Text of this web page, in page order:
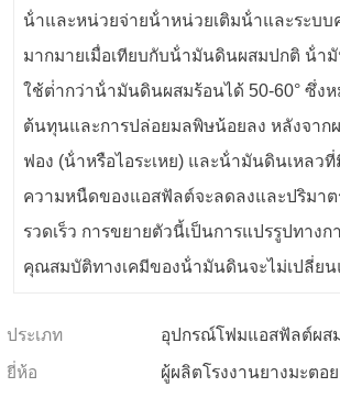
น้ําและหน่วยจ่ายน้ําหน่วยเติมน้ําและระบ
มากมายเมื่อเทียบกับน้ํามันดินผสมปกติ น้ํา
ใช้ต่ํากว่าน้ํามันดินผสมร้อนได้ 50-60° ซึ่ง
ต้นทุนและการปล่อยมลพิษน้อยลง หลังจาก
ฟอง (น้ําหรือไอระเหย) และน้ํามันดินเหลว
ความหนืดของแอสฟัลต์จะลดลงและปริมาต
รวดเร็ว การขยายตัวนี้เป็นการแปรรูปทาง
คุณสมบัติทางเคมีของน้ํามันดินจะไม่เปลี่ยน
ประเภท
อุปกรณ์โฟมแอสฟัลต์ผส
ยี่ห้อ
ผู้ผลิตโรงงานยางมะตอ